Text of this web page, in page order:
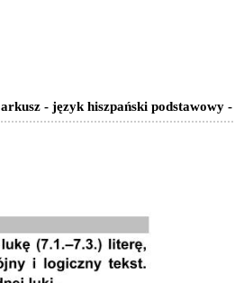
arkusz - język hiszpański podstawowy